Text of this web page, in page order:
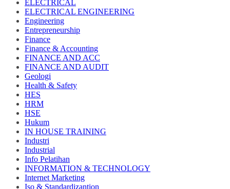
ELECTRICAL
ELECTRICAL ENGINEERING
Engineering
Entrepreneurship
Finance
Finance & Accounting
FINANCE AND ACC
FINANCE AND AUDIT
Geologi
Health & Safety
HES
HRM
HSE
Hukum
IN HOUSE TRAINING
Industri
Industrial
Info Pelatihan
INFORMATION & TECHNOLOGY
Internet Marketing
Iso & Standardizantion